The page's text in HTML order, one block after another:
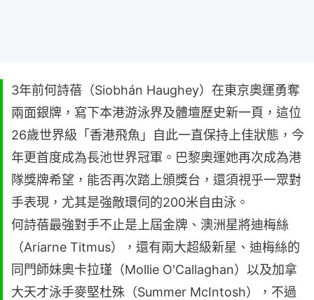
3年前何詩蓓（Siobhán Haughey）在東京奧運勇奪
兩面銀牌，寫下本港游泳界及體壇歷史新一頁，這位
26歲世界級「香港飛魚」自此一直保持上佳狀態，今
年更首度成為長池世界冠軍。巴黎奧運她再次成為港
隊獎牌希望，能否再次踏上頒獎台，還須視乎一眾對
手表現，尤其是強敵環伺的200米自由泳。
何詩蓓最強對手不止是上屆金牌、澳洲星將迪梅絲
（Ariarne Titmus），還有兩大超級新星、迪梅絲的
同門師妹奧卡拉瑾（Mollie O'Callaghan）以及加拿
大天才泳手麥堅杜殊（Summer McIntosh），不過